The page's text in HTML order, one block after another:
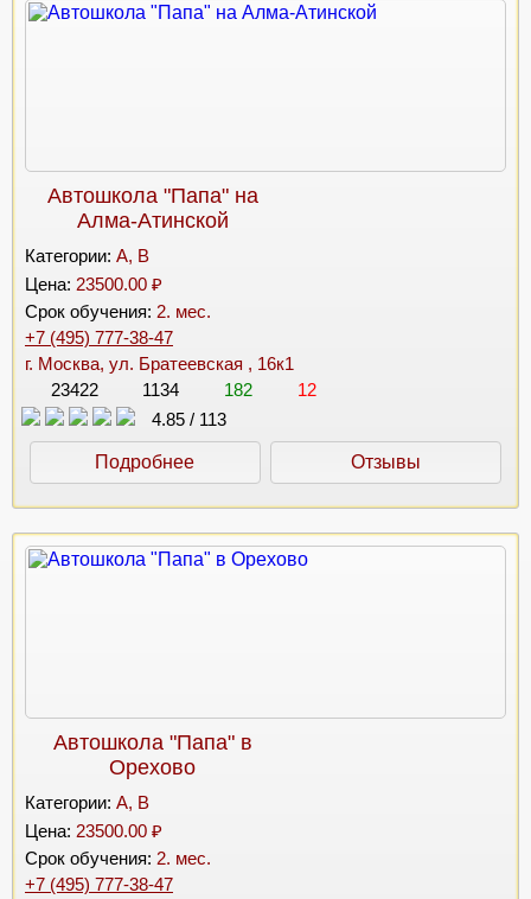
Автошкола "Папа" на
Алма-Атинской
Категории: A, B
Цена: 23500.00 ₽
Срок обучения: 2. мес.
+7 (495) 777-38-47
г. Москва, ул. Братеевская , 16к1
23422
1134 182
12
4.85 / 113
Подробнее Отзывы
Автошкола "Папа" в
Орехово
Категории: A, B
Цена: 23500.00 ₽
Срок обучения: 2. мес.
+7 (495) 777-38-47